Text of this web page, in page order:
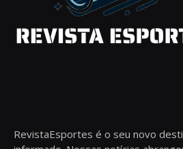
RevistaEsportes é o seu novo